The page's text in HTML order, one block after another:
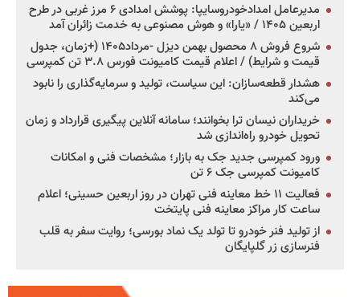
مدیرعامل امدادخودروسایپا: پوشش امدادی ۶ مرز غربی در طرح
اربعین ۱۴۰۵ / «یارا» و هوش مصنوعی به خدمت زائران آمد
شروع فروش ۸ محصول بهمن دیزل -مرداد۱۴۰۵ (+زمان، جدول
قیمت و شرایط) / اعلام قیمت کامیونت فورس ۳.۸ تن کمپرسی
هشدار قطعه‌سازان: این سیاست، تولید و سرمایه‌گذاری را نابود
می‌کند
خریداران نیسان ترا بخوانند؛ سامانه آنلاین پیگیری قرارداد و زمان
تحویل خودرو راه‌اندازی شد
ورود کمپرسی جدید جک به بازار؛ مشخصات فنی و امکانات
کامیونت کمپرسی جک ۶ تن
فعالیت ۱۱ خط معاینه فنی تهران در روز اربعین حسینی؛ اعلام
ساعت کار مراکز معاینه فنی پایتخت
از تولید فنر خودرو تا تولد یک نماد بورسی؛ روایت سفر به قلب
فنرسازی زر گلپایگان